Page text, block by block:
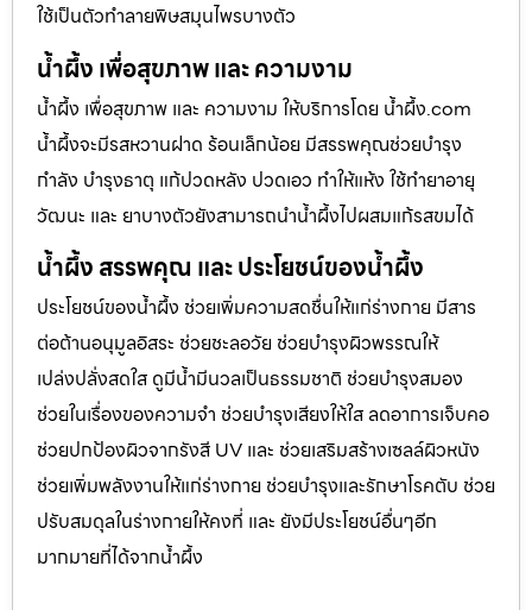
ใช้เป็นตัวทำลายพิษสมุนไพรบางตัว
น้ำผึ้ง เพื่อสุขภาพ และ ความงาม
น้ำผึ้ง เพื่อสุขภาพ และ ความงาม ให้บริการโดย น้ำผึ้ง.com
น้ำผึ้งจะมีรสหวานฝาด ร้อนเล็กน้อย มีสรรพคุณช่วยบำรุง
กำลัง บำรุงธาตุ แก้ปวดหลัง ปวดเอว ทำให้แห้ง ใช้ทำยาอายุ
วัฒนะ และ ยาบางตัวยังสามารถนำน้ำผึ้งไปผสมแก้รสขมได้
น้ำผึ้ง สรรพคุณ และ ประโยชน์ของน้ำผึ้ง
ประโยชน์ของน้ำผึ้ง ช่วยเพิ่มความสดชื่นให้แก่ร่างกาย มีสาร
ต่อต้านอนุมูลอิสระ ช่วยชะลอวัย ช่วยบำรุงผิวพรรณให้
เปล่งปลั่งสดใส ดูมีน้ำมีนวลเป็นธรรมชาติ ช่วยบำรุงสมอง
ช่วยในเรื่องของความจำ ช่วยบำรุงเสียงให้ใส ลดอาการเจ็บคอ
ช่วยปกป้องผิวจากรังสี UV และ ช่วยเสริมสร้างเซลล์ผิวหนัง
ช่วยเพิ่มพลังงานให้แก่ร่างกาย ช่วยบำรุงและรักษาโรคตับ ช่วย
ปรับสมดุลในร่างกายให้คงที่ และ ยังมีประโยชน์อื่นๆอีก
มากมายที่ได้จากน้ำผึ้ง